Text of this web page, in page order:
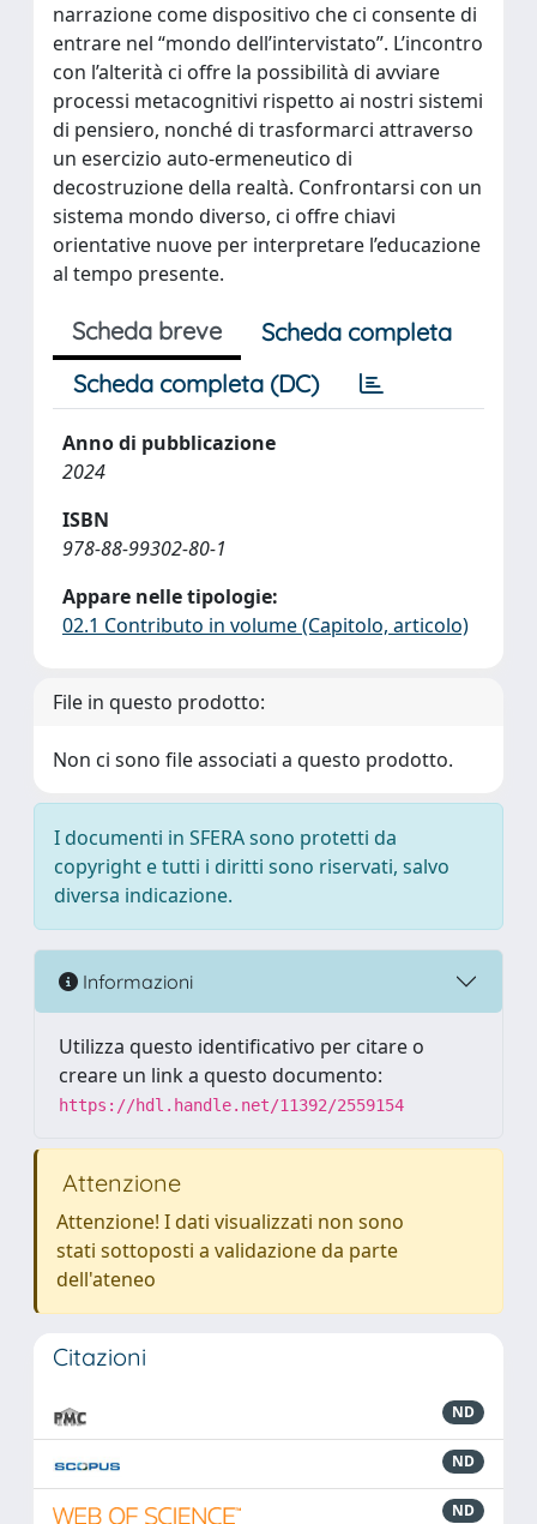
narrazione come dispositivo che ci consente di
entrare nel “mondo dell’intervistato”. L’incontro
con l’alterità ci offre la possibilità di avviare
processi metacognitivi rispetto ai nostri sistemi
di pensiero, nonché di trasformarci attraverso
un esercizio auto-ermeneutico di
decostruzione della realtà. Confrontarsi con un
sistema mondo diverso, ci offre chiavi
orientative nuove per interpretare l’educazione
al tempo presente.
Scheda breve
Scheda completa
Scheda completa (DC)
Anno di pubblicazione
2024
ISBN
978-88-99302-80-1
Appare nelle tipologie:
02.1 Contributo in volume (Capitolo, articolo)
File in questo prodotto:
Non ci sono file associati a questo prodotto.
I documenti in SFERA sono protetti da
copyright e tutti i diritti sono riservati, salvo
diversa indicazione.
Informazioni
Utilizza questo identificativo per citare o
creare un link a questo documento:
https://hdl.handle.net/11392/2559154
Attenzione
Attenzione! I dati visualizzati non sono
stati sottoposti a validazione da parte
dell'ateneo
Citazioni
ND
ND
ND